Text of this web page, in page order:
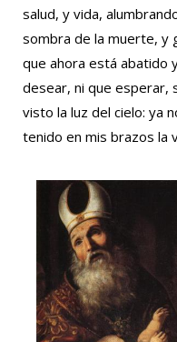
salud, y vida,
sombra de la muerte, y
que ahora está abatido
desear, ni que esperar,
visto la luz del cielo: ya
tenido en mis brazos la